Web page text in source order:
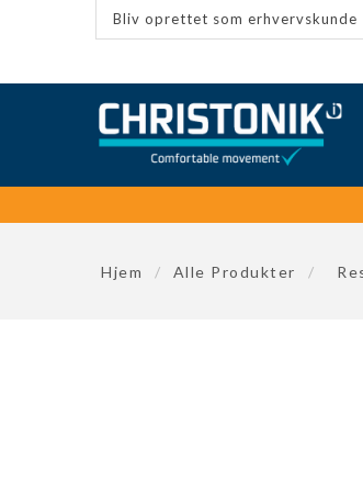
Bliv oprettet som erhvervskunde
Hjem / Alle Produkter /